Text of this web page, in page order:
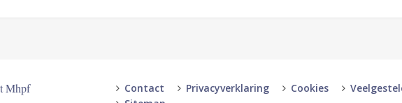
Mhpf Contact Privacyverklaring Cookies